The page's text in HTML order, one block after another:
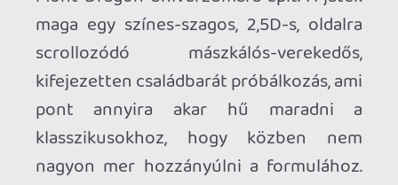
A történet Üna kontinensén játszódik,
ahol a haldokló Mennyei Sárkány utolsó